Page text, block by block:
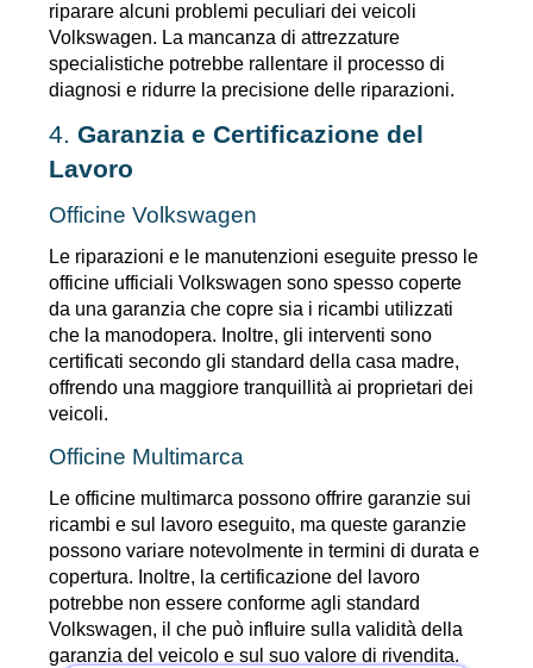
riparare alcuni problemi peculiari dei veicoli
Volkswagen. La mancanza di attrezzature
specialistiche potrebbe rallentare il processo di
diagnosi e ridurre la precisione delle riparazioni.
4. Garanzia e Certificazione del
Lavoro
Officine Volkswagen
Le riparazioni e le manutenzioni eseguite presso le
officine ufficiali Volkswagen sono spesso coperte
da una garanzia che copre sia i ricambi utilizzati
che la manodopera. Inoltre, gli interventi sono
certificati secondo gli standard della casa madre,
offrendo una maggiore tranquillità ai proprietari dei
veicoli.
Officine Multimarca
Le officine multimarca possono offrire garanzie sui
ricambi e sul lavoro eseguito, ma queste garanzie
possono variare notevolmente in termini di durata e
copertura. Inoltre, la certificazione del lavoro
potrebbe non essere conforme agli standard
Volkswagen, il che può influire sulla validità della
garanzia del veicolo e sul suo valore di rivendita.